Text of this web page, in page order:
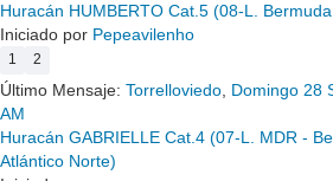
Huracán HUMBERTO Cat.5 (08-L.
Iniciado por Pepeavilenho
1 2
Último Mensaje: Torrelloviedo Domingo 28
AM
Huracán GABRIELLE Cat.4 (07-L. MDR -
Atlántico Norte)